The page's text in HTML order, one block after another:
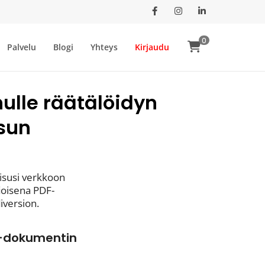
InstagramLinkedIn
Palvelu Blogi Yhteys Kirjaudu
0
räätälöidyn
verkkoon
PDF-